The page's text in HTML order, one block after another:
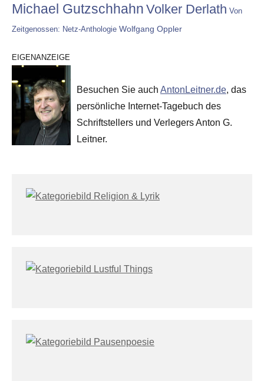
Michael Gutzschhahn Volker Derlath Von
Zeitgenossen: Netz-Anthologie Wolfgang Oppler
EIGENANZEIGE
Besuchen Sie auch AntonLeitner.de, das
persönliche Internet-Tagebuch des
Schriftstellers und Verlegers Anton G.
Leitner.